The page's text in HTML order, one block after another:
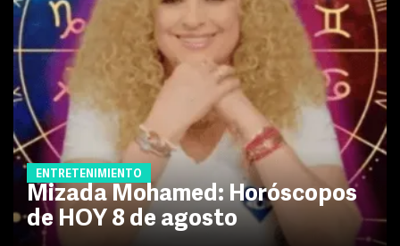
ENTRETENIMIENTO
Mizada Mohamed: Horóscopos
de HOY 8 de agosto